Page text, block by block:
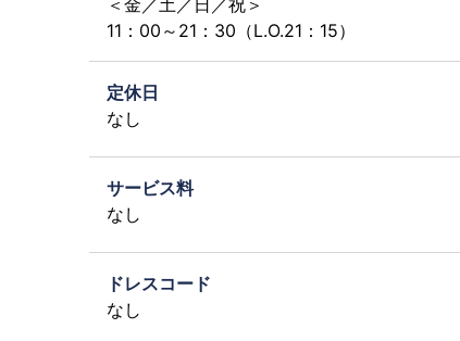
＜金／土／日／祝＞
11：00～21：30（L.O.21：15）
定休日
なし
サービス料
なし
ドレスコード
なし